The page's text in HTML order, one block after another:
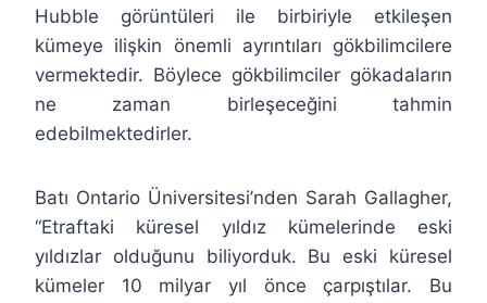
Hubble görüntüleri ile birbiriyle etkileşen
kümeye ilişkin önemli ayrıntıları gökbilimcilere
vermektedir. Böylece gökbilimciler gökadaların
ne zaman birleşeceğini tahmin
edebilmektedirler.
Batı Ontario Üniversitesi’nden Sarah Gallagher,
“Etraftaki küresel yıldız kümelerinde eski
yıldızlar olduğunu biliyorduk. Bu eski küresel
kümeler 10 milyar yıl önce çarpıştılar. Bu